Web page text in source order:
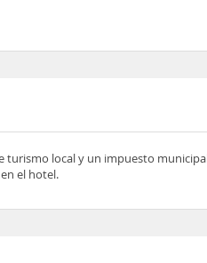
turismo local y un impuesto
el hotel.